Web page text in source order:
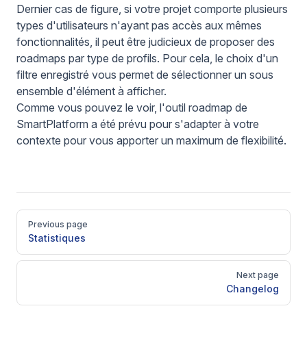
Dernier cas de figure, si votre projet comporte plusieurs
types d'utilisateurs n'ayant pas accès aux mêmes
fonctionnalités, il peut être judicieux de proposer des
roadmaps par type de profils. Pour cela, le choix d'un
filtre enregistré vous permet de sélectionner un sous
ensemble d'élément à afficher.
Comme vous pouvez le voir, l'outil roadmap de
SmartPlatform a été prévu pour s'adapter à votre
contexte pour vous apporter un maximum de flexibilité.
PagerPrevious page
Statistiques
Next page
Changelog